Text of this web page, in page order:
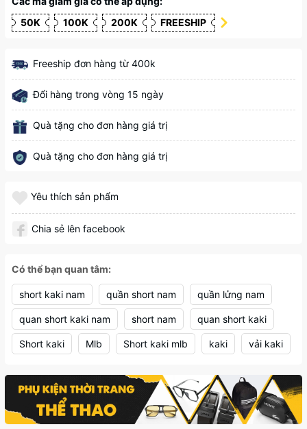
50K
100K 200K FREESHIP
Freeship đơn hàng từ 400k
Đổi hàng trong vòng 15 ngày
Quà tặng cho đơn hàng giá trị
Quà tặng cho đơn hàng giá trị
Yêu thích sản phẩm
Chia sẻ lên facebook
Có thể bạn quan tâm:
short kaki nam quần short nam quần lửng nam
quan short kaki nam short nam quan short kaki
Short kaki Mlb Short kaki mlb kaki vải kaki